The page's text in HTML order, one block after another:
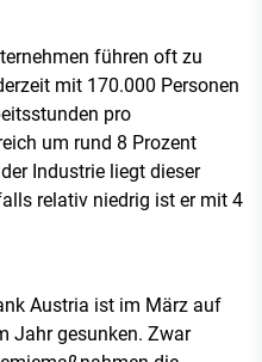
führen oft zu
mit 170.000 Personen
pro
um rund 8 Prozent
Industrie liegt dieser
relativ niedrig ist er mit 4
Austria ist im März auf
Jahr gesunken. Zwar